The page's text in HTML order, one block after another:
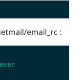
email_rc :